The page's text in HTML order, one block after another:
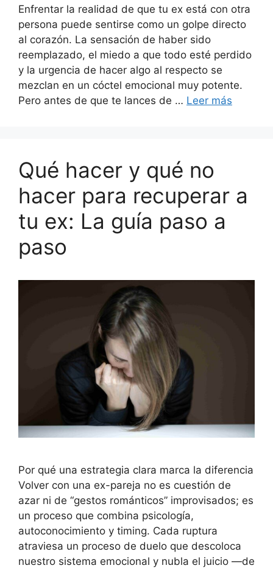
Enfrentar la realidad de que tu ex está con otra
persona puede sentirse como un golpe directo
al corazón. La sensación de haber sido
reemplazado, el miedo a que todo esté perdido
y la urgencia de hacer algo al respecto se
mezclan en un cóctel emocional muy potente.
Pero antes de que te lances de … Leer más
Qué hacer y qué no
hacer para recuperar a
tu ex: La guía paso a
paso
Por qué una estrategia clara marca la diferencia
Volver con una ex-pareja no es cuestión de
azar ni de “gestos románticos” improvisados; es
un proceso que combina psicología,
autoconocimiento y timing. Cada ruptura
atraviesa un proceso de duelo que descoloca
nuestro sistema emocional y nubla el juicio —de